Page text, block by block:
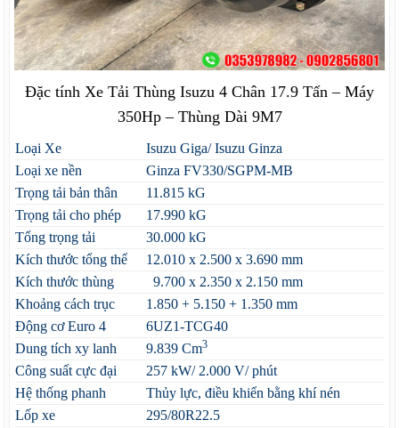
Đặc tính Xe Tải Thùng Isuzu 4 Chân 17.9 Tấn – Máy
350Hp – Thùng Dài 9M7
Loại Xe
Isuzu Giga/ Isuzu Ginza
Loại xe nền
Ginza FV330/SGPM-MB
Trọng tải bản thân
11.815 kG
Trọng tải cho phép
17.990 kG
Tổng trọng tải
30.000 kG
Kích thước tổng thể
12.010 x 2.500 x 3.690 mm
Kích thước thùng
9.700 x 2.350 x 2.150 mm
Khoảng cách trục
1.850 + 5.150 + 1.350 mm
Động cơ Euro 4
6UZ1-TCG40
Dung tích xy lanh
9.839 Cm3
Công suất cực đại
257 kW/ 2.000 V/ phút
Hệ thống phanh
Thủy lực, điều khiển bằng khí nén
Lốp xe
295/80R22.5